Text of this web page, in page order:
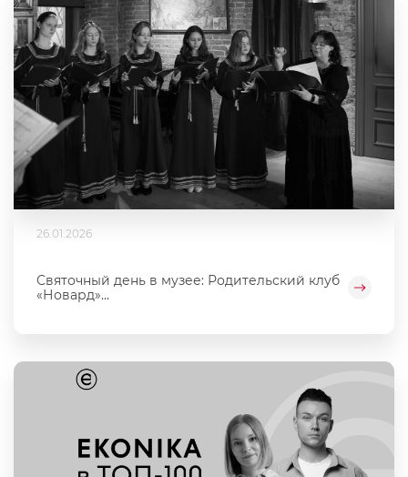
26.01.2026
Святочный день в музее: Родительский клуб
«Новард»...